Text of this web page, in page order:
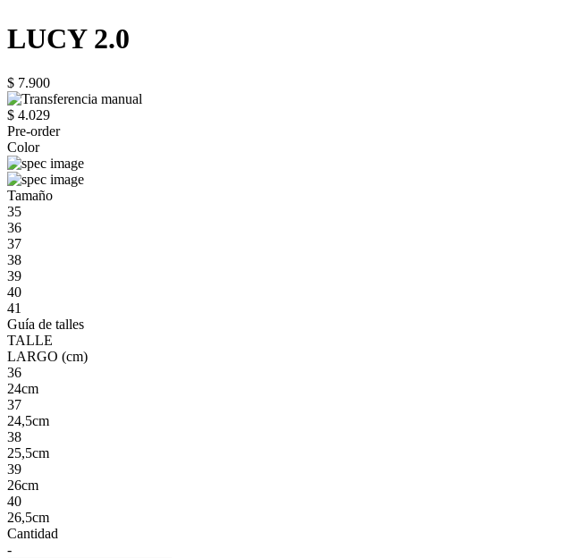
LUCY 2.0
$ 7.900
$ 4.029
Pre-order
Color
Tamaño
35
36
37
38
39
40
41
Guía de talles
TALLE
LARGO (cm)
36
24cm
37
24,5cm
38
25,5cm
39
26cm
40
26,5cm
Cantidad
-